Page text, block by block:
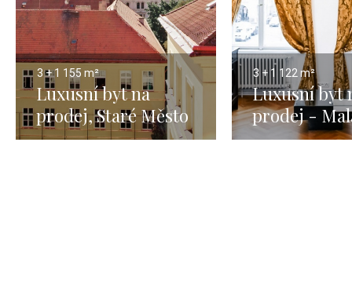
3 + 1 155 m²
Luxusní byt na
prodej, Staré Město
- 155m2
3 + 1 122 m²
Luxusní byt
prodej -
- Praha 1 -